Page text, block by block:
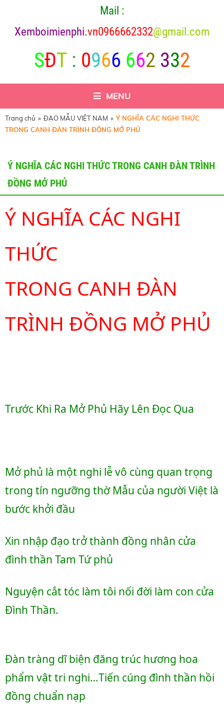
Mail :
Xemboimienphi.vn0966662332@gmail.com
SĐT : 0966 662 332
MENU
Trang chủ » ĐẠO MẪU VIỆT NAM » Ý NGHĨA CÁC NGHI THỨC
TRONG CANH ĐÀN TRÌNH ĐỒNG MỞ PHỦ
Ý NGHĨA CÁC NGHI THỨC TRONG CANH ĐÀN TRÌNH
ĐỒNG MỞ PHỦ
Ý NGHĨA CÁC NGHI
THỨC
TRONG CANH ĐÀN
TRÌNH ĐỒNG MỞ PHỦ
Trước Khi Ra Mở Phủ Hãy Lên Đọc Qua
Mở phủ là một nghi lễ vô cùng quan trọng
trong tín ngưỡng thờ Mẫu của người Việt là
bước khởi đầu
Xin nhập đạo trở thành đồng nhân cửa
đình thần Tam Tứ phủ
Nguyện cắt tóc làm tôi nối đời làm con cửa
Đình Thần.
Đàn tràng dĩ biện đăng trúc hương hoa
phẩm vật tri nghi…Tiến cúng đình thần hồi
đồng chuẩn nạp